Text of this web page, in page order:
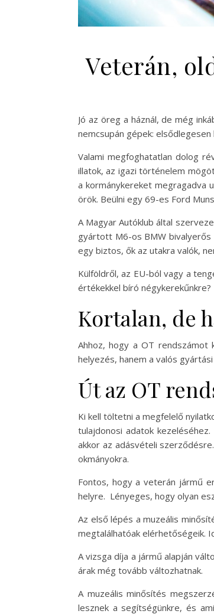
Veterán,
Jó az öreg a háznál, de még
nemcsupán gépek:
Valami megfoghatatlan dolog
illatok, az igazi történelem
a kormánykereket megragadva
örök. Beülni egy 69-es Ford
A Magyar Autóklub által
gyártott M6-os BMW bivalyerős
egy biztos, ők az utakra valók,
Külföldről, az EU-ból vagy a
értékekkel bíró négykerekűnkre?
Kortalan, de
Ahhoz, hogy a OT rendszámot
helyezés, hanem a valós
Út az OT
Ki kell töltetni a megfelelő
tulajdonosi adatok
akkor az adásvételi
okmányokra.
Fontos, hogy a veterán jármű
helyre. Lényeges, hogy olyan
Az első lépés a muzeális
megtalálhatóak elérhetőségeik.
A vizsga díja a jármű alapján
árak még tovább változhatnak.
A muzeális minősítés
lesznek a segítségünkre, és